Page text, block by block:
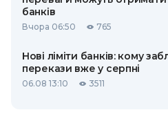
банків
Вчора 06:50 765
Нові ліміти банків: кому
перекази вже у серпні
06.08 13:10 3511